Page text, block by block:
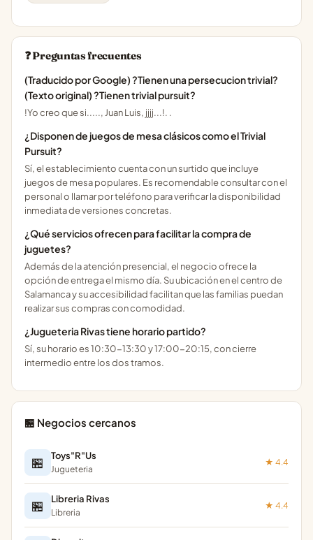
❓ Preguntas frecuentes
(Traducido por Google) ?Tienen una persecucion trivial?
(Texto original) ?Tienen trivial pursuit?
!Yo creo que si....., Juan Luis, jjjj...!. .
¿Disponen de juegos de mesa clásicos como el Trivial
Pursuit?
Sí, el establecimiento cuenta con un surtido que incluye
juegos de mesa populares. Es recomendable consultar con el
personal o llamar por teléfono para verificar la disponibilidad
inmediata de versiones concretas.
¿Qué servicios ofrecen para facilitar la compra de
juguetes?
Además de la atención presencial, el negocio ofrece la
opción de entrega el mismo día. Su ubicación en el centro de
Salamanca y su accesibilidad facilitan que las familias puedan
realizar sus compras con comodidad.
¿Jugueteria Rivas tiene horario partido?
Sí, su horario es 10:30-13:30 y 17:00-20:15, con cierre
intermedio entre los dos tramos.
🏪 Negocios cercanos
🏪 Toys"R"Us
Jugueteria
★ 4.4
🏪 Libreria Rivas
Libreria
★ 4.4